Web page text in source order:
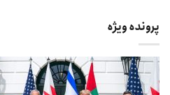
پرونده ویژه